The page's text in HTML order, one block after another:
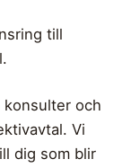
till
och
Vi
dig som blir